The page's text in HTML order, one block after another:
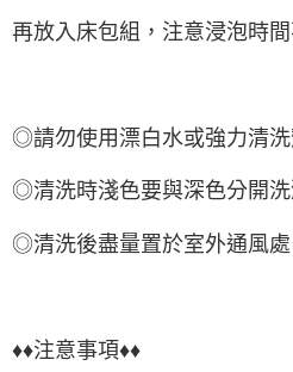
再放入床包組，注意浸泡時
◎請勿使用漂白水或強力清洗
◎清洗時淺色要與深色分開
◎清洗後盡量置於室外通風
♦♦注意事項♦♦